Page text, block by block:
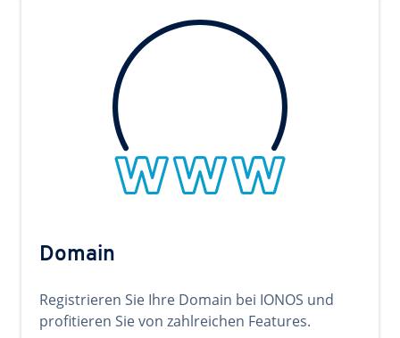
Domain
Registrieren Sie Ihre Domain bei IONOS und
profitieren Sie von zahlreichen Features.